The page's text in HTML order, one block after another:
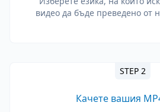
видео да бъде преведено от
STEP 2
Качете вашия